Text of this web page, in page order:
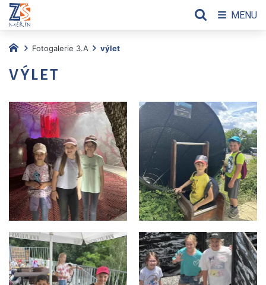
Fotogalerie 3.A výlet
VÝLET
MENU